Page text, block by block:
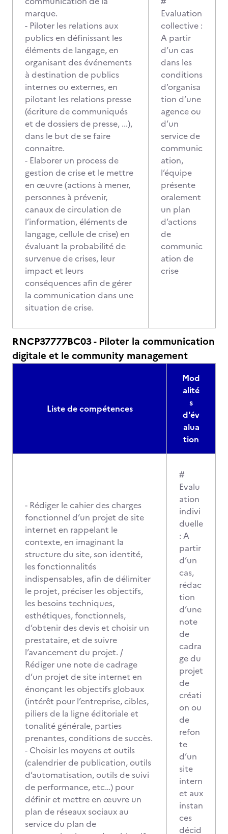
marque.
- Piloter les relations aux
publics en définissant les
éléments de langage, en
organisant des événements
à destination de publics
internes ou externes, en
pilotant les relations presse
(écriture de communiqués
et de dossiers de presse, ...),
dans le but de se faire
connaitre.
- Elaborer un process de
gestion de crise et le mettre
en œuvre (actions à mener,
personnes à prévenir,
canaux de circulation de
l’information, éléments de
langage, cellule de crise) en
évaluant la probabilité de
survenue de crises, leur
impact et leurs
conséquences afin de gérer
la communication dans une
situation de crise.
Evaluation
collective :
A partir
d’un cas
dans les
conditions
d’organisa
tion d’une
agence ou
d’un
service de
communic
ation,
l’équipe
présente
oralement
un plan
d’actions
de
communic
ation de
crise
RNCP37777BC03 - Piloter la communication
digitale et le community management
Liste de compétences
Mod
alité
s
d'év
alua
tion
- Rédiger le cahier des charges
fonctionnel d’un projet de site
internet en rappelant le
contexte, en imaginant la
structure du site, son identité,
les fonctionnalités
indispensables, afin de délimiter
le projet, préciser les objectifs,
les besoins techniques,
esthétiques, fonctionnels,
d’obtenir des devis et choisir un
prestataire, et de suivre
l’avancement du projet. /
Rédiger une note de cadrage
d’un projet de site internet en
énonçant les objectifs globaux
(intérêt pour l’entreprise, cibles,
piliers de la ligne éditoriale et
tonalité générale, parties
prenantes, conditions de succès.
- Choisir les moyens et outils
(calendrier de publication, outils
d’automatisation, outils de suivi
de performance, etc…) pour
définir et mettre en œuvre un
plan de réseaux sociaux au
service du plan de
#
Evalu
ation
indivi
duelle
: A
partir
d’un
cas,
rédac
tion
d’une
note
de
cadra
ge du
projet
de
créati
on ou
de
refon
te
d’un
site
intern
et aux
instan
ces
décid